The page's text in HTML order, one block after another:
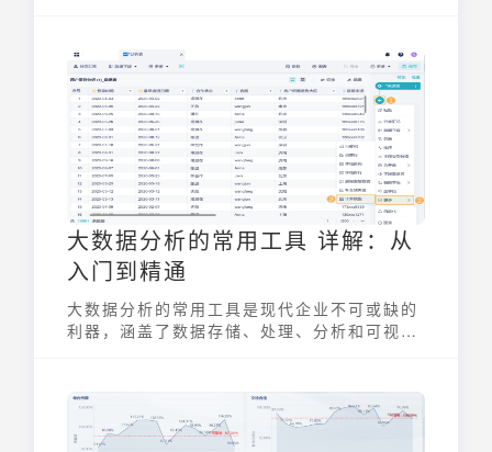
WPS表格的数据分析技能，更好地理解和利用
数据。
大数据分析的常用工具 详解：从
入门到精通
大数据分析的常用工具是现代企业不可或缺的
利器，涵盖了数据存储、处理、分析和可视化
重要。这些工具不仅能帮助企业更好地理解市
场趋势、优化运营效率，还能在激烈的竞争中
保持领先地位。选择合适的工具，需要充分了